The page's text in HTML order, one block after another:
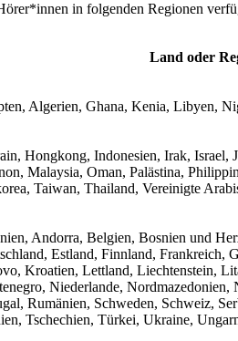
in folgenden Regionen
Land oder
Algerien, Ghana, Kenia, Libyen,
Hongkong, Indonesien, Irak, Israel,
Malaysia, Oman, Palästina,
Taiwan, Thailand, Vereinigte
Andorra, Belgien, Bosnien und
Estland, Finnland, Frankreich,
Kroatien, Lettland, Liechtenstein,
Niederlande, Nordmazedonien,
Rumänien, Schweden, Schweiz,
Tschechien, Türkei, Ukraine,